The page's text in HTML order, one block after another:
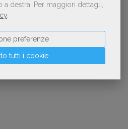
a destra.
Per maggiori dettagli,
tutti i cookie
preferenze
un valore aggiunto
Musmeci, product